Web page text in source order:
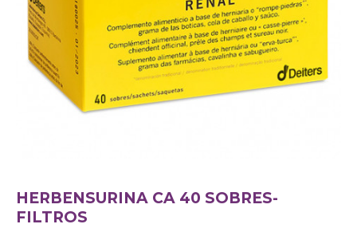
HERBENSURINA CA 40 SOBRES-
FILTROS